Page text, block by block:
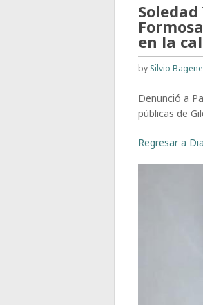
en la
by Silvio
Denunció a
públicas de
Regresar a